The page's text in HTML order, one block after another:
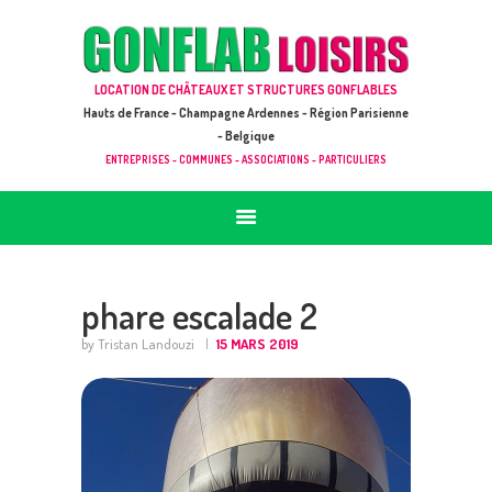
LOCATION DE CHÂTEAUX ET STRUCTURES GONFLABLES
Hauts de France - Champagne Ardennes - Région Parisienne
- Belgique
ENTREPRISES - COMMUNES - ASSOCIATIONS - PARTICULIERS
GONFLAB LOISIRS
ACCUEIL
JEUX À LOUER & PRESTATIONS
CATALOGUE / TARIF
DEMANDE DE DEVIS (SOUS 24H)
phare escalade 2
by Tristan Landouzi 15 MARS 2019